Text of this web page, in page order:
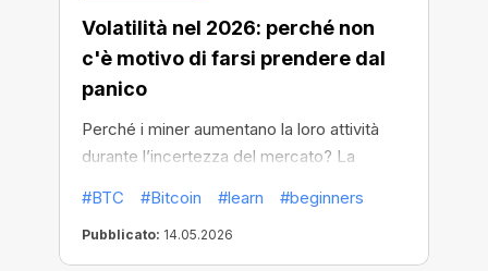
Volatilità nel 2026: perché non
c'è motivo di farsi prendere dal
panico
Perché i miner aumentano la loro attività
durante l’incertezza del mercato? La
di Bitcoin.
#BTC #Bitcoin #learn #beginners
Pubblicato: 14.05.2026